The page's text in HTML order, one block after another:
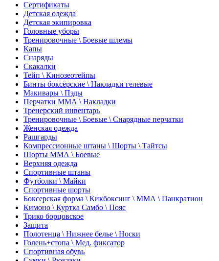
Сертификаты
Детская одежда
Детская экипировка
Головные уборы
Тренировочные \ Боевые шлемы
Капы
Снаряды
Скакалки
Тейп \ Кинозеотейпы
Бинты боксёрские \ Накладки гелевые
Макивары \ Пэды
Перчатки ММА \ Накладки
Тренерский инвентарь
Тренировочные \ Боевые \ Снарядные перчатки
Женская одежда
Рашгарды
Компрессионные штаны \ Шорты \ Тайтсы
Шорты ММА \ Боевые
Верхняя одежда
Спортивные штаны
Футболки \ Майки
Спортивные шорты
Боксерская форма \ Кикбоксинг \ ММА \ Панкратион
Кимоно \ Куртка Самбо \ Пояс
Трико борцовское
Защита
Полотенца \ Нижнее белье \ Носки
Голень+стопа \ Мед. фиксатор
Спортивная обувь